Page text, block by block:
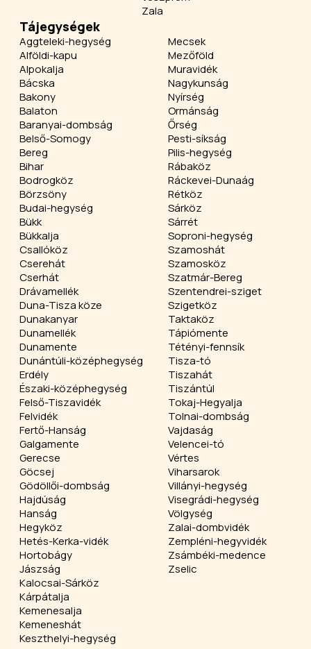
Zala
Tájegységek
Aggteleki-hegység
Alföldi-kapu
Alpokalja
Bácska
Bakony
Balaton
Baranyai-dombság
Belső-Somogy
Bereg
Bihar
Bodrogköz
Börzsöny
Budai-hegység
Bükk
Bükkalja
Csallóköz
Cserehát
Cserhát
Drávamellék
Duna-Tisza köze
Dunakanyar
Dunamellék
Dunamente
Dunántúli-középhegység
Erdély
Északi-középhegység
Felső-Tiszavidék
Felvidék
Fertő-Hanság
Galgamente
Gerecse
Göcsej
Gödöllői-dombság
Hajdúság
Hanság
Hegyköz
Hetés-Kerka-vidék
Hortobágy
Jászság
Kalocsai-Sárköz
Kárpátalja
Kemenesalja
Kemeneshát
Keszthelyi-hegység
Mecsek
Mezőföld
Muravidék
Nagykunság
Nyírség
Ormánság
Őrség
Pesti-síkság
Pilis-hegység
Rábaköz
Ráckevei-Dunaág
Rétköz
Sárköz
Sárrét
Soproni-hegység
Szamoshát
Szamosköz
Szatmár-Bereg
Szentendrei-sziget
Szigetköz
Taktaköz
Tápiómente
Tétényi-fennsík
Tisza-tó
Tiszahát
Tiszántúl
Tokaj-Hegyalja
Tolnai-dombság
Vajdaság
Velencei-tó
Vértes
Viharsarok
Villányi-hegység
Visegrádi-hegység
Völgység
Zalai-dombvidék
Zempléni-hegyvidék
Zsámbéki-medence
Zselic